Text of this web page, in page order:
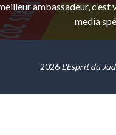
ambassadeur, c’est
media
2026 L'Esprit du